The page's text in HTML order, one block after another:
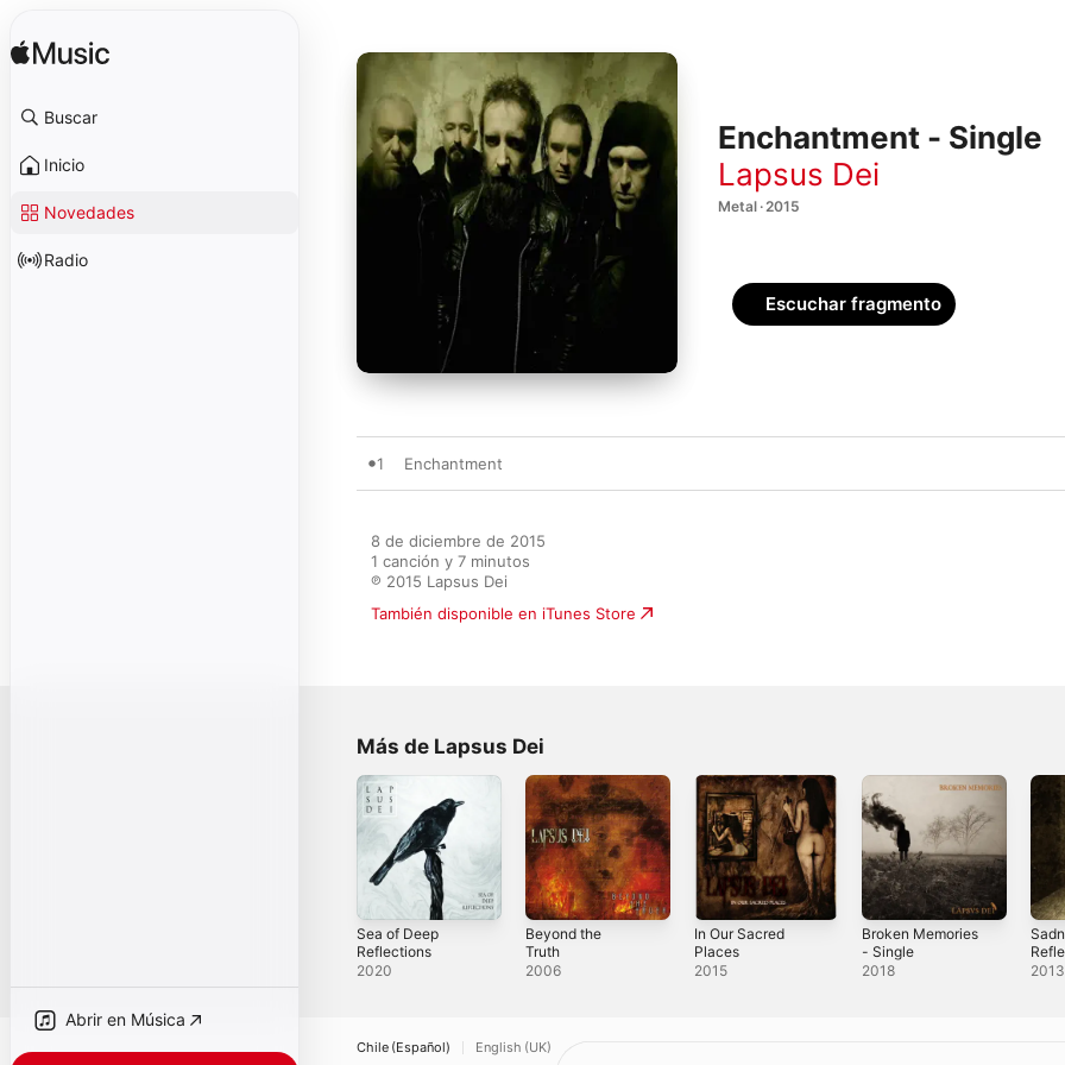
Buscar
Inicio
Novedades
Radio
Abrir en Música
Enchantment - Single
Lapsus Dei
Metal · 2015
Escuchar fragmento
1 Enchantment
8 de diciembre de 2015
1 canción y 7 minutos
℗ 2015 Lapsus Dei
También disponible en iTunes Store
Más de Lapsus Dei
Sea of Deep
Reflections
2020
Beyond the
Truth
2006
In Our Sacred
Places
2015
Broken Memories
- Single
2018
2013
Chile (Español) English (UK)